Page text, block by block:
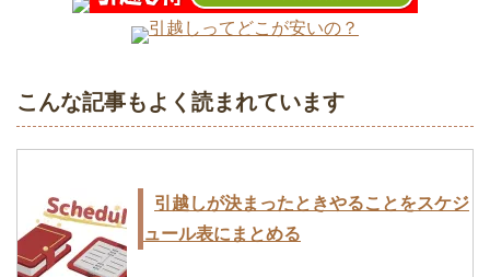
引越しってどこが安いの？
こんな記事もよく読まれています
引越しが決まったときやることをスケジ
ュール表にまとめる